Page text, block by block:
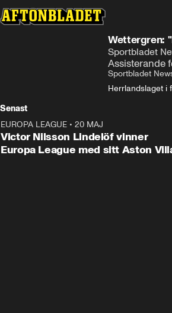
Wettergren:
Sportbladet
Assisterande
Sportbladet
Herrlandslaget i
Senast
EUROPA LEAGUE • 20 MAJ
Victor Nilsson Lindelöf vinner
Europa League med sitt Aston